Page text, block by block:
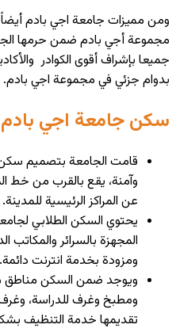
ومن مميزات جامعة اجي بادم
مجموعة أجي بادم ضمن حرمها
جميعا بإشراف أقوى الكوادر
بدوام جزئي في مجموعة اجي بادم.
سكن جامعة اجي بادم
قامت الجامعة بتصميم
وآمنة، يقع بالقرب من خط
عن المراكز الرئيسية للمدينة.
يحتوي السكن الطلابي
المجهزة بالسرائر
ومزودة بخدمة انترنت دائمة.
ويوجد ضمن السكن مناطق
ومطبخ وغرف للدراسة،
تقديمها خدمة التنظيف